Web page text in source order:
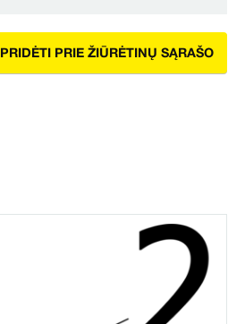
PRIDĖTI PRIE ŽIŪRĖTINŲ SĄRAŠO